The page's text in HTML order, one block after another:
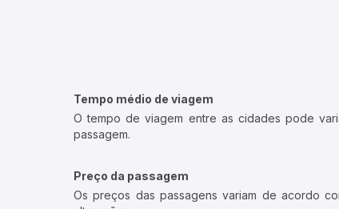
Tempo médio de viagem
O tempo de viagem entre as cidades pode
passagem.
Preço da passagem
Os preços das passagens variam de acordo